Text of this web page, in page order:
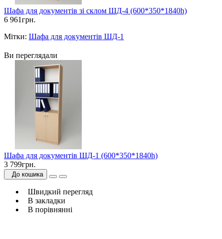
Шафа для документів зі склом ШД-4 (600*350*1840h)
6 961грн.
Мітки: Шафа для документів ШД-1
Ви переглядали
Шафа для документів ШД-1 (600*350*1840h)
3 799грн.
До кошика
Швидкий перегляд
В закладки
В порівнянні